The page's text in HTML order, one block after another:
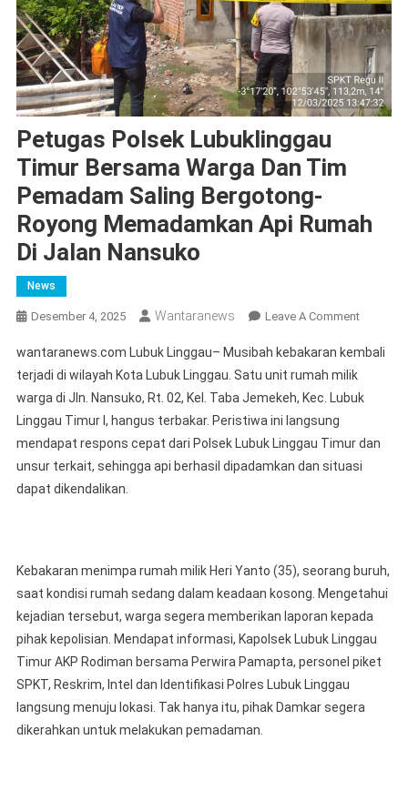
Petugas Polsek Lubuklinggau
Timur Bersama Warga Dan Tim
Pemadam Saling Bergotong-
Royong Memadamkan Api Rumah
Di Jalan Nansuko
News
Desember 4, 2025 Wantaranews Leave A CommentOn
Polsek
Timur
Warga
Dan
Royong
Api
Di
wantaranews.com Lubuk Linggau– Musibah kebakaran kembali
terjadi di wilayah Kota Lubuk Linggau. Satu unit rumah milik
warga di Jln. Nansuko, Rt. 02, Kel. Taba Jemekeh, Kec. Lubuk
Linggau Timur I, hangus terbakar. Peristiwa ini langsung
mendapat respons cepat dari Polsek Lubuk Linggau Timur dan
unsur terkait, sehingga api berhasil dipadamkan dan situasi
dapat dikendalikan.
Kebakaran menimpa rumah milik Heri Yanto (35), seorang buruh,
saat kondisi rumah sedang dalam keadaan kosong. Mengetahui
kejadian tersebut, warga segera memberikan laporan kepada
pihak kepolisian. Mendapat informasi, Kapolsek Lubuk Linggau
Timur AKP Rodiman bersama Perwira Pamapta, personel piket
SPKT, Reskrim, Intel dan Identifikasi Polres Lubuk Linggau
langsung menuju lokasi. Tak hanya itu, pihak Damkar segera
dikerahkan untuk melakukan pemadaman.